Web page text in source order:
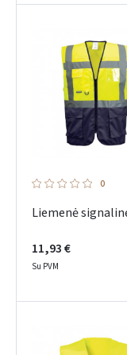
0
Liemenė
11,93 €
Su PVM